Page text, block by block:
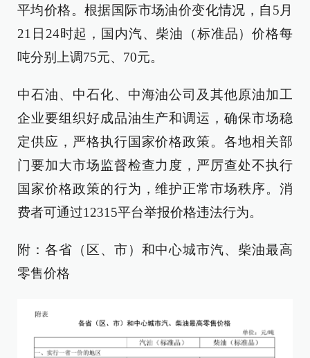
平均价格。根据国际市场油价变化情况，自5月
21日24时起，国内汽、柴油（标准品）价格每
吨分别上调75元、70元。
中石油、中石化、中海油公司及其他原油加工
企业要组织好成品油生产和调运，确保市场稳
定供应，严格执行国家价格政策。各地相关部
门要加大市场监督检查力度，严厉查处不执行
国家价格政策的行为，维护正常市场秩序。消
费者可通过12315平台举报价格违法行为。
附：各省（区、市）和中心城市汽、柴油最高
零售价格